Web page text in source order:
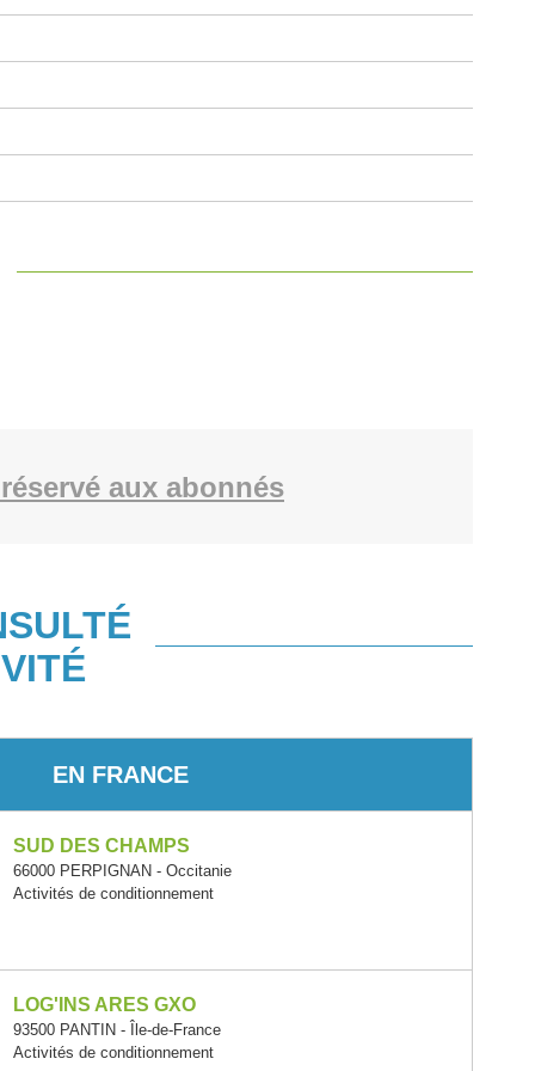
aux abonnés
EN FRANCE
SUD DES CHAMPS
66000 PERPIGNAN - Occitanie
Activités de conditionnement
LOG'INS ARES GXO
93500 PANTIN - Île-de-France
Activités de conditionnement